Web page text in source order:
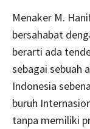
Menaker M.
bersahabat
berarti ada
sebagai sebuah
Indonesia
buruh
tanpa memiliki